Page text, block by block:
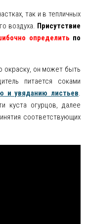
так и в тепличных
воздуха. Присутствие
определить по
окраску, он может быть
питается соками
и увяданию листьев.
куста огурцов, далее
соответствующих